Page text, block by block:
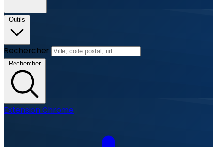
Outils
Rechercher
Rechercher
Extension Chrome